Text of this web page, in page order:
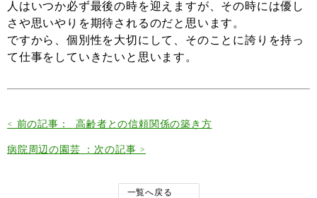
人はいつか必ず最後の時を迎えますが、その時には優し
さや思いやりを期待されるのだと思います。
ですから、個別性を大切にして、そのことに誇りを持っ
て仕事をしていきたいと思います。
< 前の記事： 高齢者との信頼関係の築き方
病院周辺の園芸 ：次の記事 >
一覧へ戻る